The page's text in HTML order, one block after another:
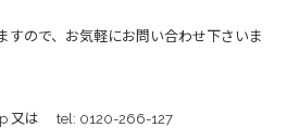
すので、お気軽にお問い合わせ下さいま
又は tel: 0120-266-127